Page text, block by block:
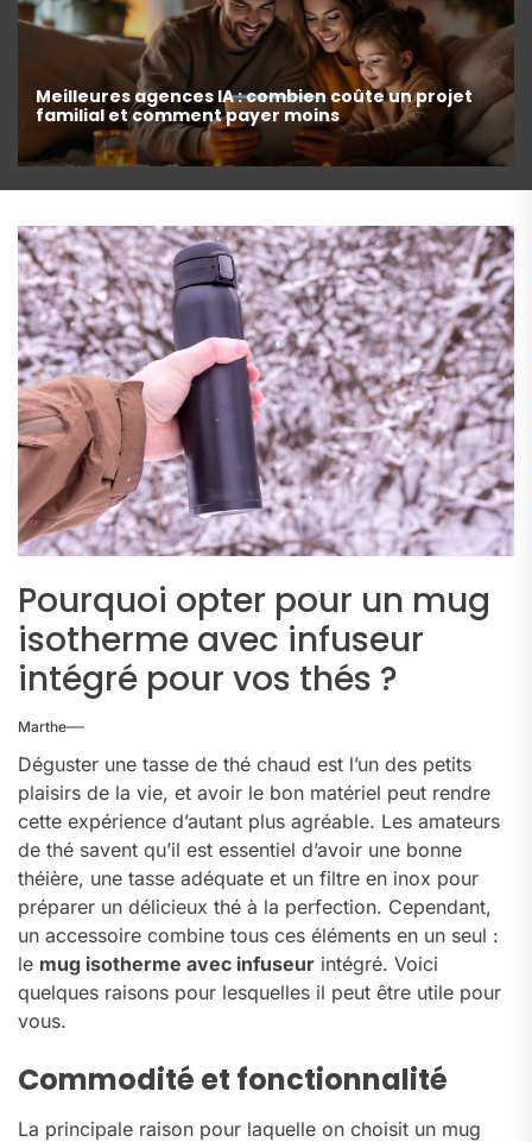
un projet
Quels réflexes choisir face au voyant
contrôler ?
Pourquoi opter pour un mug
isotherme avec infuseur
intégré pour vos thés ?
Marthe
Déguster une tasse de thé chaud est l’un des petits
plaisirs de la vie, et avoir le bon matériel peut rendre
cette expérience d’autant plus agréable. Les amateurs
de thé savent qu’il est essentiel d’avoir une bonne
théière, une tasse adéquate et un filtre en inox pour
préparer un délicieux thé à la perfection. Cependant,
un accessoire combine tous ces éléments en un seul :
le mug isotherme avec infuseur intégré. Voici
quelques raisons pour lesquelles il peut être utile pour
vous.
Commodité et fonctionnalité
La principale raison pour laquelle on choisit un mug